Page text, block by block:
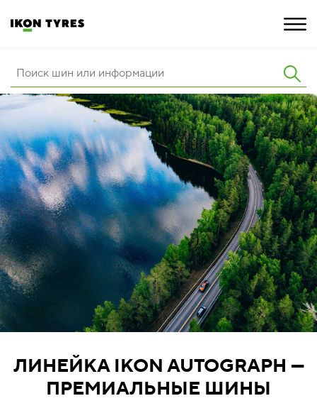
ШИНЫ
ИННОВАЦИИ
РАСШИРЕННАЯ ГАРАНТИЯ
О КОМПАНИИ
ПОКУПКА И АКЦИИ
ЛИНЕЙКА IKON AUTOGRAPH —
ПРЕМИАЛЬНЫЕ ШИНЫ